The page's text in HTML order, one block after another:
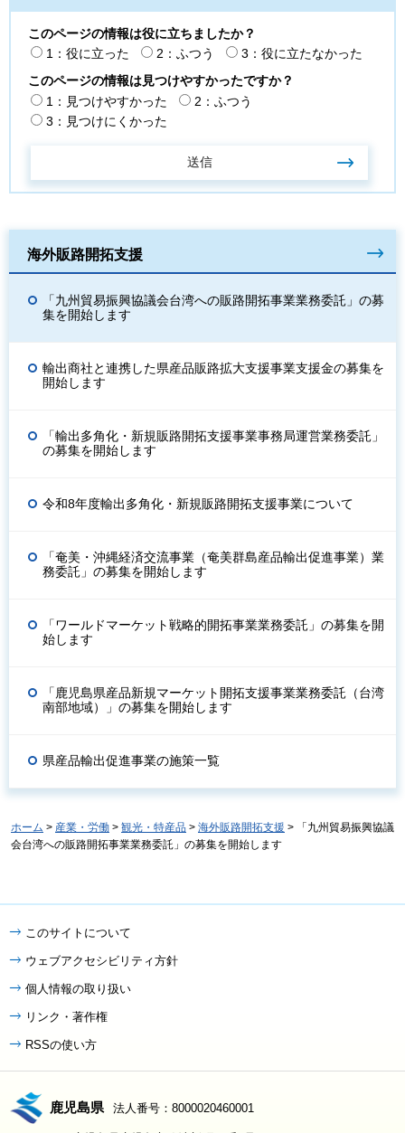
このページの情報は役に立ちましたか？
1：役に立った
2：ふつう
3：役に立たなかった
このページの情報は見つけやすかったですか？
1：見つけやすかった
2：ふつう
3：見つけにくかった
海外販路開拓支援
「九州貿易振興協議会台湾への販路開拓事業業務委託」の募
集を開始します
輸出商社と連携した県産品販路拡大支援事業支援金の募集を
開始します
「輸出多角化・新規販路開拓支援事業事務局運営業務委託」
の募集を開始します
令和8年度輸出多角化・新規販路開拓支援事業について
「奄美・沖縄経済交流事業（奄美群島産品輸出促進事業）業
務委託」の募集を開始します
「ワールドマーケット戦略的開拓事業業務委託」の募集を開
始します
「鹿児島県産品新規マーケット開拓支援事業業務委託（台湾
南部地域）」の募集を開始します
県産品輸出促進事業の施策一覧
ホーム > 産業・労働 > 観光・特産品 > 海外販路開拓支援 > 「九州貿易振興協議
会台湾への販路開拓事業業務委託」の募集を開始します
このサイトについて
ウェブアクセシビリティ方針
個人情報の取り扱い
リンク・著作権
RSSの使い方
鹿児島県 法人番号：8000020460001